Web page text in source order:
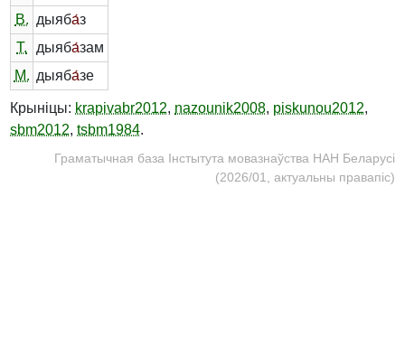
В. дыяба́з
Т.
дыяба́зам
М. дыяба́зе
Крыніцы: krapivabr2012, nazounik2008, piskunou2012,
sbm2012, tsbm1984.
Граматычная база Інстытута мовазнаўства НАН Беларусі
(2026/01, актуальны правапіс)